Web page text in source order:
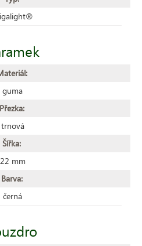
guma
Přezka:
trnová
Šířka:
22 mm
Barva:
černá